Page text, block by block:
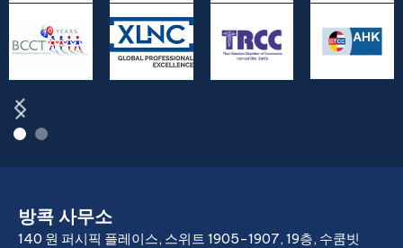
방콕 사무소
140 원 퍼시픽 플레이스, 스위트 1905-1907, 19층, 수쿰빗